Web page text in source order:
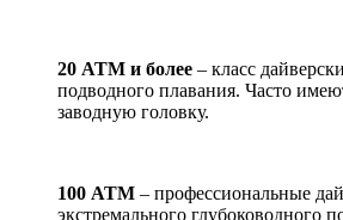
20 АТМ и более – класс
подводного плавания. Часто
заводную головку.
100 АТМ – профессиональные
экстремального глубоководного